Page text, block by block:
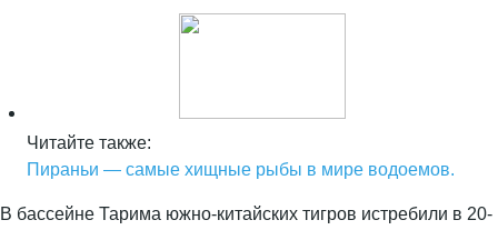
Читайте также:
Пираньи — самые хищные рыбы в мире водоемов.
В бассейне Тарима южно-китайских тигров истребили в 20-